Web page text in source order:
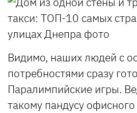
Видимо, наших людей с
потребностями сразу
Паралимпийские игры.
такому пандусу